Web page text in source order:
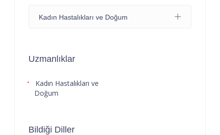
Kadın Hastalıkları ve Doğum
Uzmanlıklar
Kadın Hastalıkları ve
Doğum
Bildiği Diller